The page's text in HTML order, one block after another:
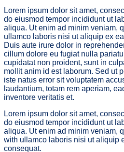
Lorem ipsum dolor sit amet,
do eiusmod tempor incididunt ut
aliqua. Ut enim ad minim veniam,
ullamco laboris nisi ut aliquip ex
Duis aute irure dolor in
cillum dolore eu fugiat nulla
cupidatat non proident, sunt in
mollit anim id est laborum. Sed ut
iste natus error sit voluptatem
laudantium, totam rem aperiam,
inventore veritatis et.
Lorem ipsum dolor sit amet,
do eiusmod tempor incididunt ut
aliqua. Ut enim ad minim veniam,
with ullamco laboris nisi ut aliquip
consequat.